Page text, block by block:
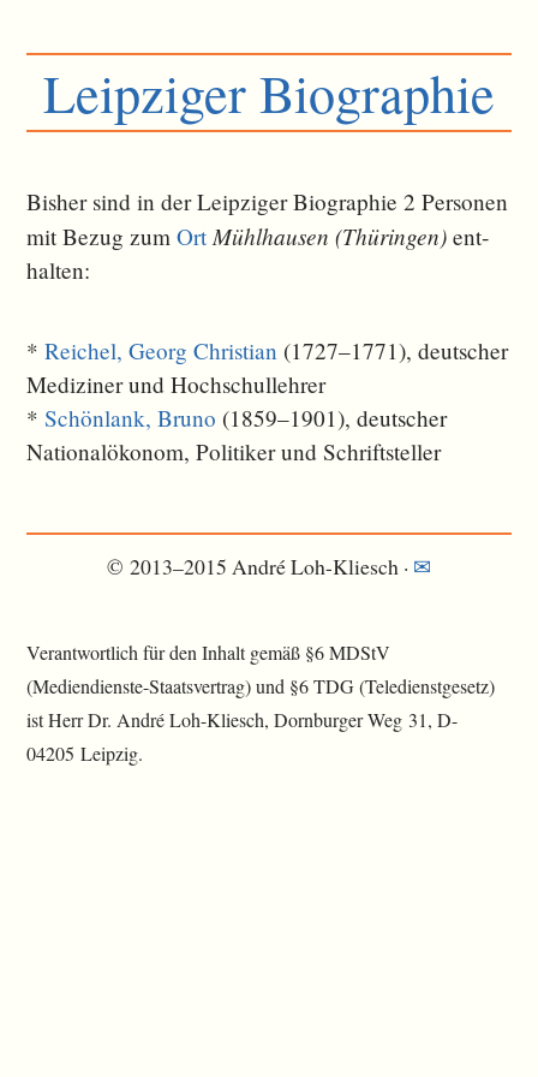
Leipziger Biographie
Bisher sind in der Leipziger Biographie 2 Personen
mit Bezug zumOrt Mühlhausen (Thüringen) ent­
halten:
*Reichel, Georg Christian (1727–1771), deutscher
Mediziner und Hochschullehrer
*Schönlank, Bruno (1859–1901), deutscher
Nationalökonom, Politiker und Schriftsteller
© 2013–2015 André Loh-Kliesch · ✉
Verantwortlich für den Inhalt gemäß §6 MDStV
(Mediendienste-Staatsvertrag) und §6 TDG (Teledienstgesetz)
ist Herr Dr. André Loh-Kliesch, Dornburger Weg 31, D-
04205 Leipzig.